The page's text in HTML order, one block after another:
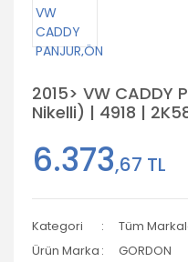
2015> VW CADDY
Nikelli) | 4918 |
6.373,67 TL
Kategori
Tüm
Ürün Marka
GORDON